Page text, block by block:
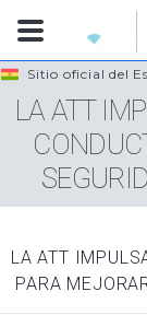
Sitio oficial del
LA ATT
LA ATT
PARA